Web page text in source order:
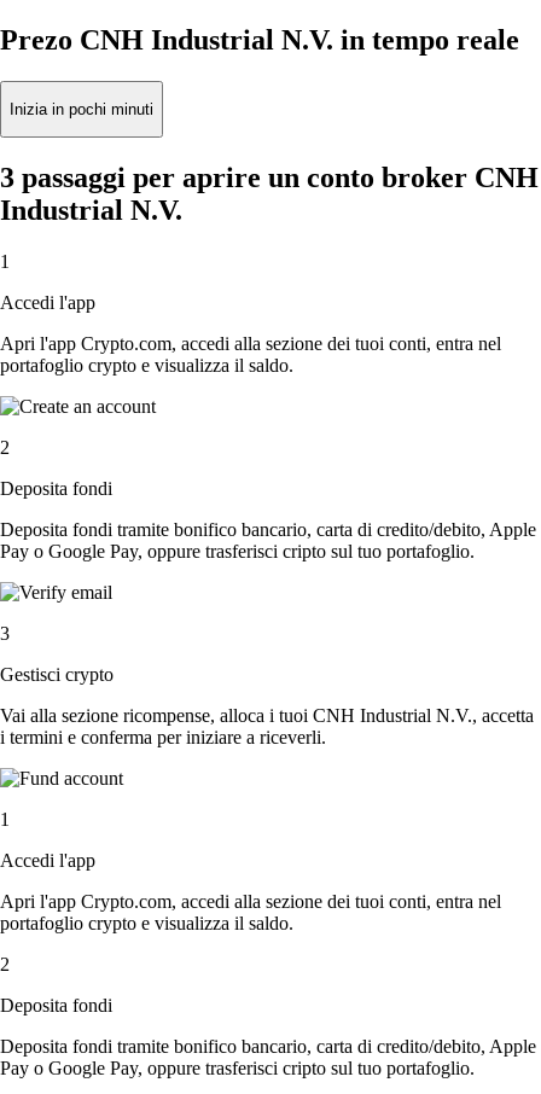
Prezo CNH Industrial N.V. in tempo reale
Inizia in pochi minuti
3 passaggi per aprire un conto broker CNH
Industrial N.V.
1
Accedi l'app
Apri l'app Crypto.com, accedi alla sezione dei tuoi conti, entra nel
portafoglio crypto e visualizza il saldo.
2
Deposita fondi
Deposita fondi tramite bonifico bancario, carta di credito/debito, Apple
Pay o Google Pay, oppure trasferisci cripto sul tuo portafoglio.
3
Gestisci crypto
Vai alla sezione ricompense, alloca i tuoi CNH Industrial N.V., accetta
i termini e conferma per iniziare a riceverli.
1
Accedi l'app
Apri l'app Crypto.com, accedi alla sezione dei tuoi conti, entra nel
portafoglio crypto e visualizza il saldo.
2
Deposita fondi
Deposita fondi tramite bonifico bancario, carta di credito/debito, Apple
Pay o Google Pay, oppure trasferisci cripto sul tuo portafoglio.